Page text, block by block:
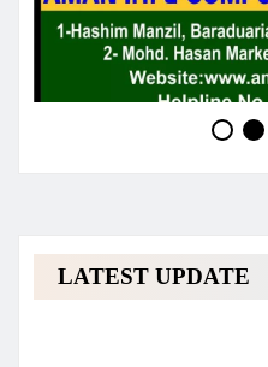
LATEST UPDATE